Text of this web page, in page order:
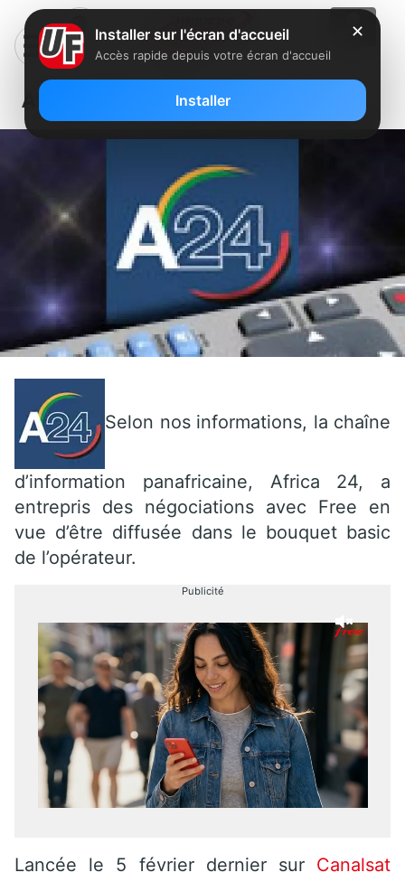
Africa 24 en négociation avec Free
Selon nos informations, la chaîne
d’information panafricaine, Africa 24, a
entrepris des négociations avec Free en
vue d’être diffusée dans le bouquet basic
de l’opérateur.
Publicité
Lancée le 5 février dernier surCanalsat
✕
Installer sur l'écran d'accueil
Accès rapide depuis votre écran d'accueil
Installer